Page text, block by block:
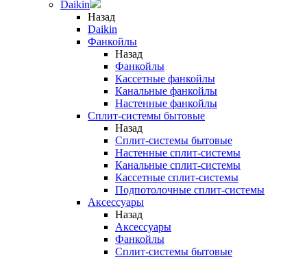
Daikin
Назад
Daikin
Фанкойлы
Назад
Фанкойлы
Кассетные фанкойлы
Канальные фанкойлы
Настенные фанкойлы
Сплит-системы бытовые
Назад
Сплит-системы бытовые
Настенные сплит-системы
Канальные сплит-системы
Кассетные сплит-системы
Подпотолочные сплит-системы
Аксессуары
Назад
Аксессуары
Фанкойлы
Сплит-системы бытовые